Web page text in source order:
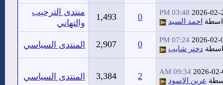
2026-02-
03:48 PM
احمد السيد 0
1,493
منتدى الترحيب
والتهاني
2026-02-
07:24 PM
دختر شايب 0
2,907 المنتدى السياسي
2026-
09:34 AM
عرين الاسود 2
3,384 المنتدى السياسي